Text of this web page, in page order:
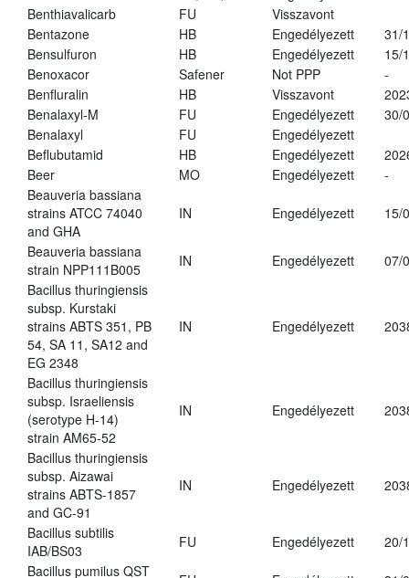
Benthiavalicarb
FU
Visszavont
Bentazone
HB Engedélyezett
31/
Bensulfuron
HB Engedélyezett
15/
Benoxacor
Safener Not PPP
-
Benfluralin
HB Visszavont
Benalaxyl-M
FU Engedélyezett
30/
Benalaxyl
FU
Engedélyezett
Beflubutamid
HB Engedélyezett
Beer
MO Engedélyezett
-
Beauveria bassiana
strains ATCC 74040
and GHA
IN Engedélyezett 15/
Beauveria bassiana
strain NPP111B005
IN Engedélyezett
07/
Bacillus thuringiensis
subsp. Kurstaki
strains ABTS 351, PB
54, SA 11, SA12 and
EG 2348
IN Engedélyezett
Bacillus thuringiensis
subsp. Israeliensis
(serotype H-14)
strain AM65-52
IN Engedélyezett
Bacillus thuringiensis
subsp. Aizawai
strains ABTS-1857
and GC-91
IN Engedélyezett
Bacillus subtilis
IAB/BS03
FU Engedélyezett
20/
Bacillus pumilus QST